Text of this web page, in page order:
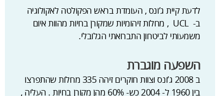
לדעת קיית ג’ונס , העומדת בראש הפקולטה לאקולוגיה
ב- UCL , מחלות זיהומיות שמקורן בחיות מהוות איום
משמעותי לביטחון התברואתי הגלובלי.
השפעה מוגברת
ב 2008 ג’ונס וצוות חוקרים זיהה 335 מחלות שהתפרצו
בין 1960 ל- 2004 כש- 60% מהן מקורן בחיות . העליה ,